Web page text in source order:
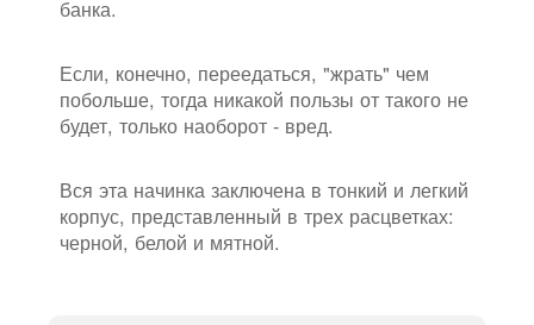
банка.
Если, конечно, переедаться, "жрать" чем
побольше, тогда никакой пользы от такого не
будет, только наоборот - вред.
Вся эта начинка заключена в тонкий и легкий
корпус, представленный в трех расцветках:
черной, белой и мятной.